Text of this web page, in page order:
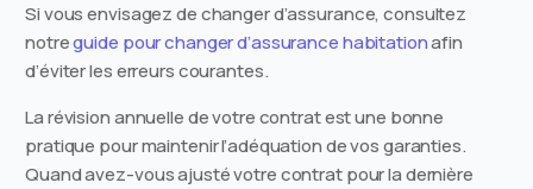
Si vous envisagez de changer d’assurance, consultez
notreguide pour changer d’assurance habitationafin
d’éviter les erreurs courantes.
La révision annuelle de votre contrat est une bonne
pratique pour maintenir l’adéquation de vos garanties.
Quand avez-vous ajusté votre contrat pour la dernière